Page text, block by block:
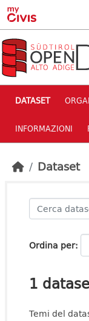
Skip to main content
DATASET
INFORMAZIONI
Dataset
Ordina per
1
Temi del